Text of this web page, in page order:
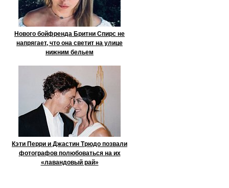
Нового бойфренда Бритни Спирс не
напрягает, что она светит на улице
нижним бельем
Кэти Перри и Джастин Трюдо позвали
фотографов полюбоваться на их
«лавандовый рай»